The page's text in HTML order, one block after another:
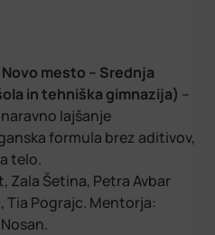
mesto – Srednja
in tehniška gimnazija) –
lajšanje
formula brez aditivov,
telo.
Zala Šetina, Petra Avbar
Tia Pograjc. Mentorja: